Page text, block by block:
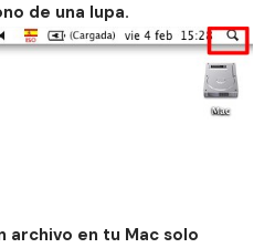
de una lupa.
archivo en tu Mac solo